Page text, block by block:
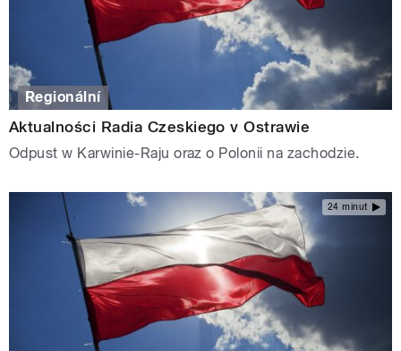
Regionální
Aktualności Radia Czeskiego v Ostrawie
Odpust w Karwinie-Raju oraz o Polonii na zachodzie.
24 minut